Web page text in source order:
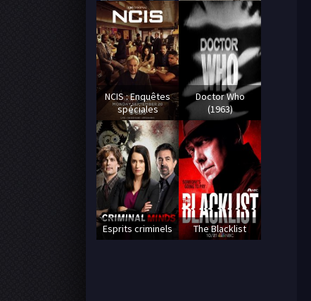
NCIS : Enquêtes
spéciales
Doctor Who
(1963)
Esprits criminels The Blacklist